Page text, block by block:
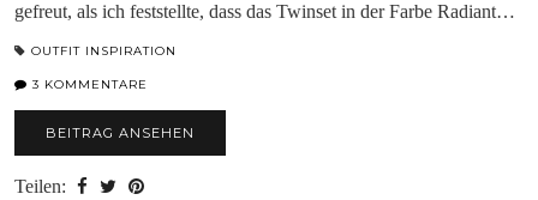
gefreut, als ich feststellte, dass das Twinset in der Farbe Radiant…
OUTFIT INSPIRATION
3 KOMMENTARE
BEITRAG ANSEHEN
Teilen: